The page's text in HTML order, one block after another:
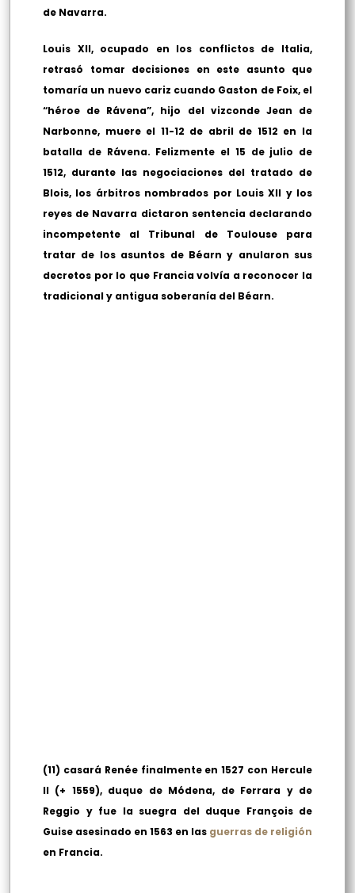
de Navarra.
Louis XII, ocupado en los conflictos de Italia,
retrasó tomar decisiones en este asunto que
tomaría un nuevo cariz cuando Gaston de Foix, el
“héroe de Rávena”, hijo del vizconde Jean de
Narbonne, muere el 11-12 de abril de 1512 en la
batalla de Rávena. Felizmente el 15 de julio de
1512, durante las negociaciones del tratado de
Blois, los árbitros nombrados por Louis XII y los
reyes de Navarra dictaron sentencia declarando
incompetente al Tribunal de Toulouse para
tratar de los asuntos de Béarn y anularon sus
decretos por lo que Francia volvía a reconocer la
tradicional y antigua soberanía del Béarn.
(11) casará Renée finalmente en 1527 con Hercule
II (+ 1559), duque de Módena, de Ferrara y de
Reggio y fue la suegra del duque François de
Guise asesinado en 1563 en las guerras de religión
en Francia.